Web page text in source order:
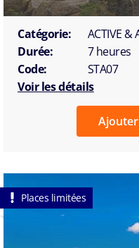
Catégorie:
ACTIVE &
Durée:
7 heures
Code:
STA07
Voir les détails
Places limitées